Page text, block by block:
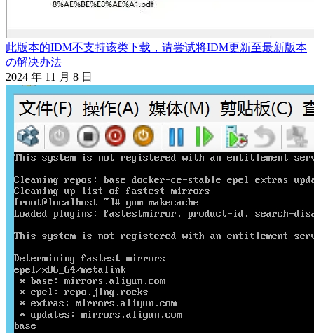
此版本的IDM不支持该类下载，请尝试将IDM更新至最新版本
の解决办法
2024 年 11 月 8 日